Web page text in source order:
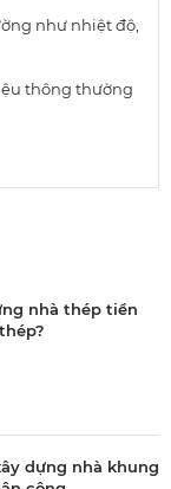
như nhiệt độ,
thông thường
nhà thép tiền
dựng nhà khung